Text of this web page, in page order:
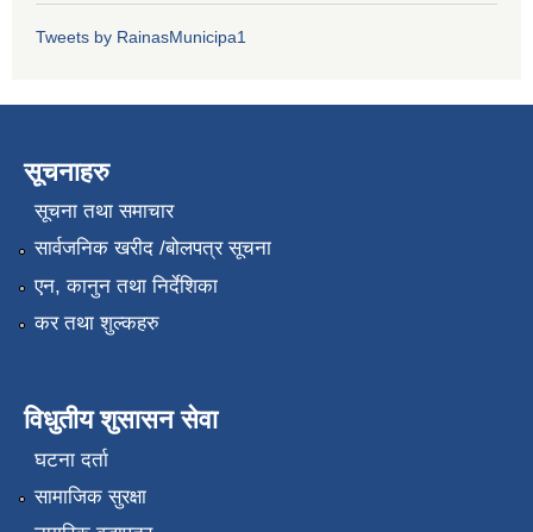
Tweets by RainasMunicipa1
सूचनाहरु
सूचना तथा समाचार
सार्वजनिक खरीद /बोलपत्र सूचना
एन, कानुन तथा निर्देशिका
कर तथा शुल्कहरु
विधुतीय शुसासन सेवा
घटना दर्ता
सामाजिक सुरक्षा